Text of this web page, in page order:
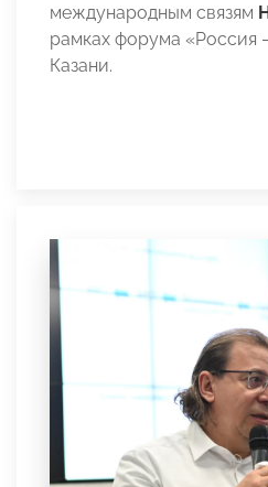
международным связям
рамках форума
Казани.